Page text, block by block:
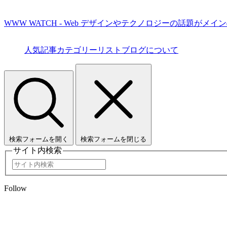
WWW WATCH - Web デザインやテクノロジーの話題がメイ
人気記事カテゴリーリスト ブログについて
検索フォームを開く 検索フォームを閉じる
サイト内検索
Follow